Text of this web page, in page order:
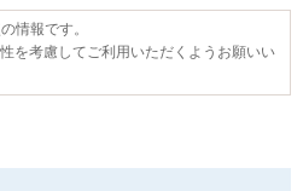
情報です。
を考慮してご利用いただくようお願いい